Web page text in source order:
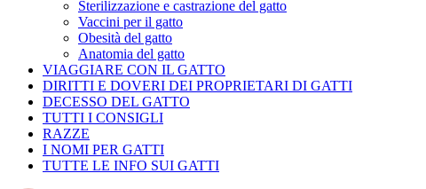
Sterilizzazione e castrazione del gatto
Vaccini per il gatto
Obesità del gatto
Anatomia del gatto
VIAGGIARE CON IL GATTO
DIRITTI E DOVERI DEI PROPRIETARI DI GATTI
DECESSO DEL GATTO
TUTTI I CONSIGLI
RAZZE
I NOMI PER GATTI
TUTTE LE INFO SUI GATTI